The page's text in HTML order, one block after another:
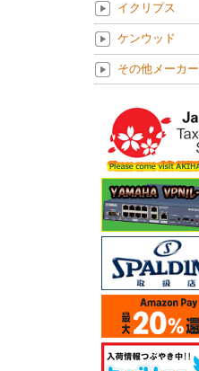
イクリプス
ケンウッド
その他メーカー